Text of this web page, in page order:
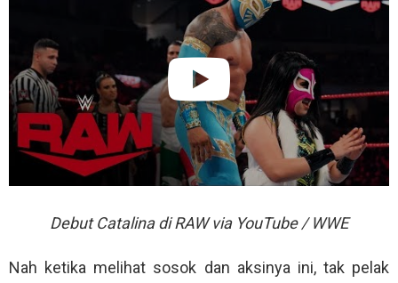
Debut Catalina di RAW via YouTube / WWE
Nah ketika melihat sosok dan aksinya ini, tak pelak